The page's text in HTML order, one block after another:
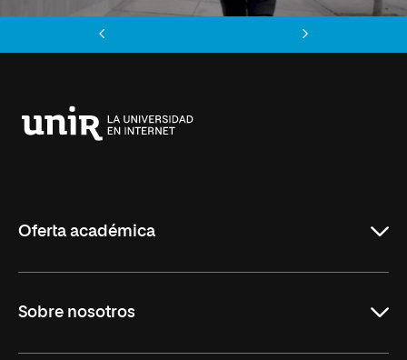
Oferta académica
Maestrías
Sobre nosotros